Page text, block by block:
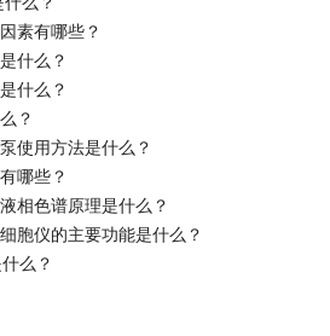
素有哪些？
什么？
什么？
？
使用方法是什么？
哪些？
相色谱原理是什么？
胞仪的主要功能是什么？
么？